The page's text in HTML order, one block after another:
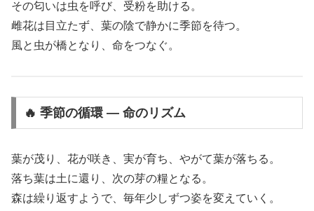
その匂いは虫を呼び、受粉を助ける。
雌花は目立たず、葉の陰で静かに季節を待つ。
風と虫が橋となり、命をつなぐ。
🔥 季節の循環 ― 命のリズム
葉が茂り、花が咲き、実が育ち、やがて葉が落ちる。
落ち葉は土に還り、次の芽の糧となる。
森は繰り返すようで、毎年少しずつ姿を変えていく。